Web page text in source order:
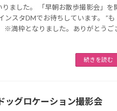
ました。 「早朝お散歩撮影会」を
スタDMでお待ちしています。 ”も
※満枠となりました。ありがとうご
続きを読む
ッグロケーション撮影会